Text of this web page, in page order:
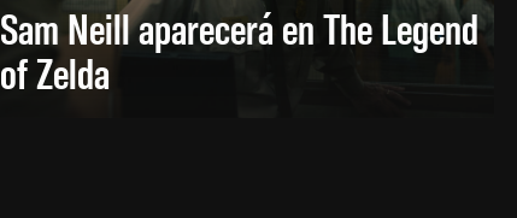
Sam Neill aparecerá en The Legend
of Zelda